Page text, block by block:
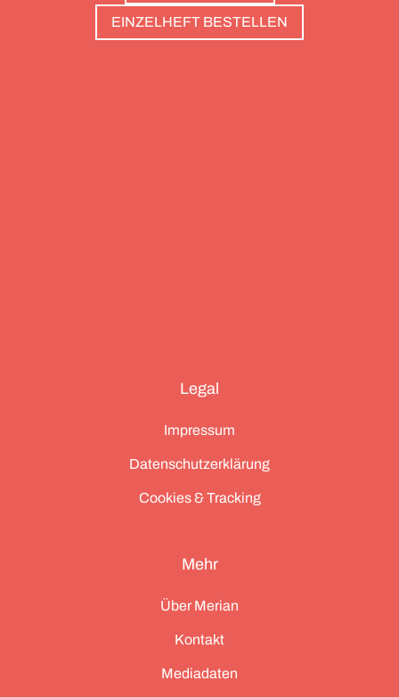
haben: Sie sind die perfekte Basis, um Gipfel zu
stürmen. Und sie haben wunderschöne Pools, um
EINZELHEFT BESTELLEN
Legal
Impressum
Datenschutzerklärung
Cookies & Tracking
Mehr
Über Merian
Kontakt
Mediadaten